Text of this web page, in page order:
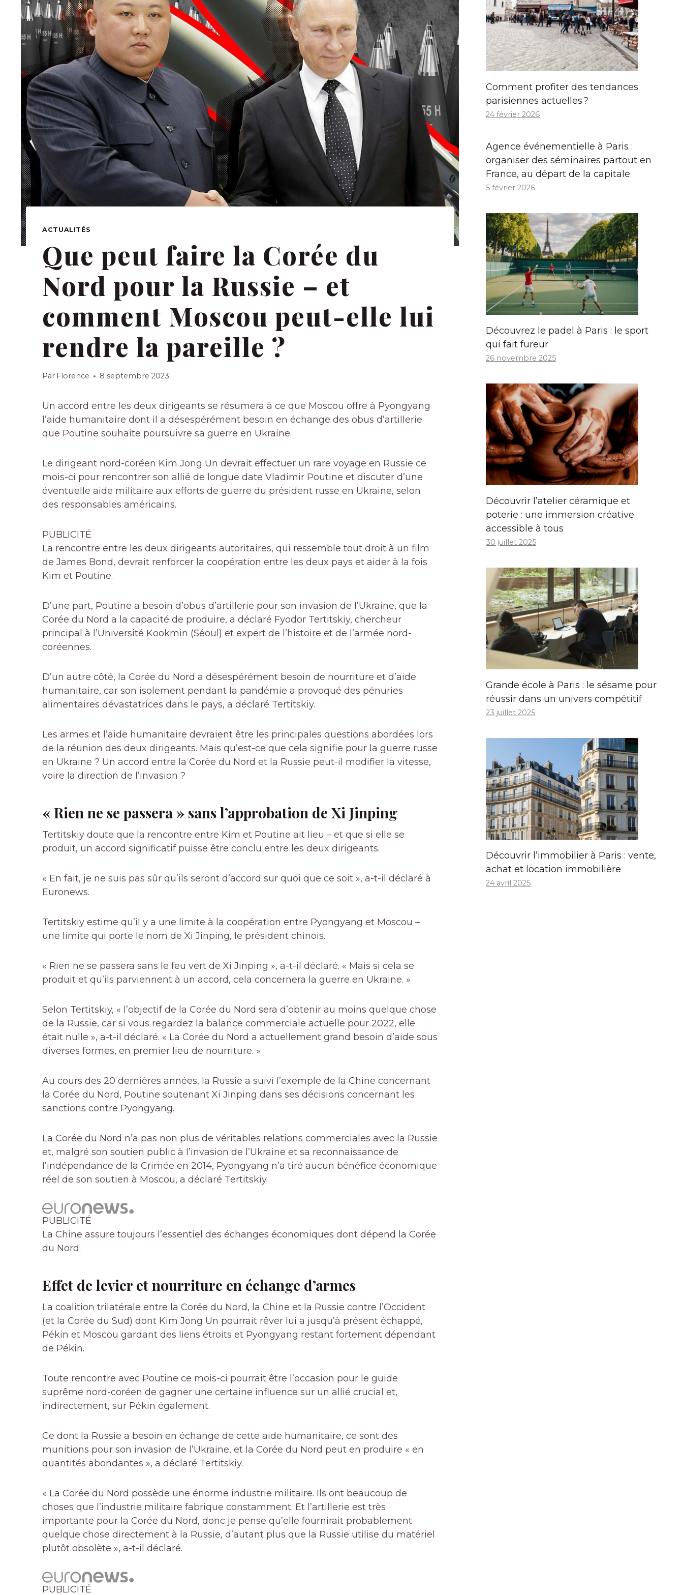
ACTUALITÉS
Que peut faire la Corée du
Nord pour la Russie – et
comment Moscou peut-elle lui
rendre la pareille ?
Par Florence 8 septembre 2023
Un accord entre les deux dirigeants se résumera à ce que Moscou offre à Pyongyang
l’aide humanitaire dont il a désespérément besoin en échange des obus d’artillerie
que Poutine souhaite poursuivre sa guerre en Ukraine.
Le dirigeant nord-coréen Kim Jong Un devrait effectuer un rare voyage en Russie ce
mois-ci pour rencontrer son allié de longue date Vladimir Poutine et discuter d’une
éventuelle aide militaire aux efforts de guerre du président russe en Ukraine, selon
des responsables américains.
PUBLICITÉ
La rencontre entre les deux dirigeants autoritaires, qui ressemble tout droit à un film
de James Bond, devrait renforcer la coopération entre les deux pays et aider à la fois
Kim et Poutine.
D’une part, Poutine a besoin d’obus d’artillerie pour son invasion de l’Ukraine, que la
Corée du Nord a la capacité de produire, a déclaré Fyodor Tertitskiy, chercheur
principal à l’Université Kookmin (Séoul) et expert de l’histoire et de l’armée nord-
coréennes.
D’un autre côté, la Corée du Nord a désespérément besoin de nourriture et d’aide
humanitaire, car son isolement pendant la pandémie a provoqué des pénuries
alimentaires dévastatrices dans le pays, a déclaré Tertitskiy.
Les armes et l’aide humanitaire devraient être les principales questions abordées lors
de la réunion des deux dirigeants. Mais qu’est-ce que cela signifie pour la guerre russe
en Ukraine ? Un accord entre la Corée du Nord et la Russie peut-il modifier la vitesse,
voire la direction de l’invasion ?
« Rien ne se passera » sans l’approbation de Xi Jinping
Tertitskiy doute que la rencontre entre Kim et Poutine ait lieu – et que si elle se
produit, un accord significatif puisse être conclu entre les deux dirigeants.
« En fait, je ne suis pas sûr qu’ils seront d’accord sur quoi que ce soit », a-t-il déclaré à
Euronews.
Tertitskiy estime qu’il y a une limite à la coopération entre Pyongyang et Moscou –
une limite qui porte le nom de Xi Jinping, le président chinois.
« Rien ne se passera sans le feu vert de Xi Jinping », a-t-il déclaré. « Mais si cela se
produit et qu’ils parviennent à un accord, cela concernera la guerre en Ukraine. »
Selon Tertitskiy, « l’objectif de la Corée du Nord sera d’obtenir au moins quelque chose
de la Russie, car si vous regardez la balance commerciale actuelle pour 2022, elle
était nulle », a-t-il déclaré. « La Corée du Nord a actuellement grand besoin d’aide sous
diverses formes, en premier lieu de nourriture. »
Au cours des 20 dernières années, la Russie a suivi l’exemple de la Chine concernant
la Corée du Nord, Poutine soutenant Xi Jinping dans ses décisions concernant les
sanctions contre Pyongyang.
La Corée du Nord n’a pas non plus de véritables relations commerciales avec la Russie
et, malgré son soutien public à l’invasion de l’Ukraine et sa reconnaissance de
l’indépendance de la Crimée en 2014, Pyongyang n’a tiré aucun bénéfice économique
réel de son soutien à Moscou, a déclaré Tertitskiy.
PUBLICITÉ
La Chine assure toujours l’essentiel des échanges économiques dont dépend la Corée
du Nord.
Effet de levier et nourriture en échange d’armes
La coalition trilatérale entre la Corée du Nord, la Chine et la Russie contre l’Occident
(et la Corée du Sud) dont Kim Jong Un pourrait rêver lui a jusqu’à présent échappé,
Pékin et Moscou gardant des liens étroits et Pyongyang restant fortement dépendant
de Pékin.
Toute rencontre avec Poutine ce mois-ci pourrait être l’occasion pour le guide
suprême nord-coréen de gagner une certaine influence sur un allié crucial et,
indirectement, sur Pékin également.
Ce dont la Russie a besoin en échange de cette aide humanitaire, ce sont des
munitions pour son invasion de l’Ukraine, et la Corée du Nord peut en produire « en
quantités abondantes », a déclaré Tertitskiy.
« La Corée du Nord possède une énorme industrie militaire. Ils ont beaucoup de
choses que l’industrie militaire fabrique constamment. Et l’artillerie est très
importante pour la Corée du Nord, donc je pense qu’elle fournirait probablement
quelque chose directement à la Russie, d’autant plus que la Russie utilise du matériel
plutôt obsolète », a-t-il déclaré.
PUBLICITÉ
Comment profiter des tendances
parisiennes actuelles ?
24 février 2026
Agence événementielle à Paris :
organiser des séminaires partout en
France, au départ de la capitale
5 février 2026
Découvrez le padel à Paris : le sport
qui fait fureur
26 novembre 2025
Découvrir l’atelier céramique et
poterie : une immersion créative
accessible à tous
30 juillet 2025
Grande école à Paris : le sésame pour
réussir dans un univers compétitif
23 juillet 2025
Découvrir l’immobilier à Paris : vente,
achat et location immobilière
24 avril 2025